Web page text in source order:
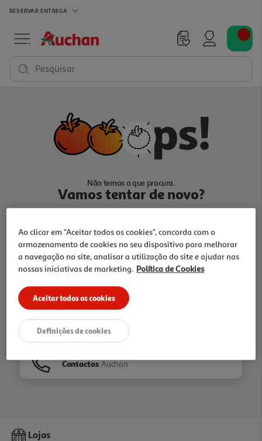
RESERVAR ENTREGA
Pesquisar
Não temos o que procura.
Vamos tentar de novo?
Ir para Homepage
Folhetos
Contactos Auchan
Lojas
Ao clicar em "Aceitar todos os cookies", concorda com o
armazenamento de cookies no seu dispositivo para melhorar
a navegação no site, analisar a utilização do site e ajudar nas
nossas iniciativas de marketing. Política de Cookies
Aceitar todos os cookies
Definições de cookies